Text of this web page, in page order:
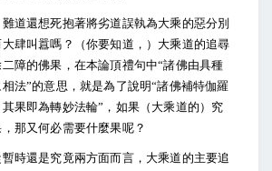
道還想死抱著將劣道誤執為大乘的惡分別
肆叫囂嗎？（你要知道，）大乘道的追尋
障的佛果，在本論頂禮句中“諸佛由具種
法”的意思，就是為了說明“諸佛補特伽羅
果即為轉妙法輪”，如果（大乘道的）究
那又何必需要什麼果呢？
時還是究竟兩方面而言，大乘道的主要追